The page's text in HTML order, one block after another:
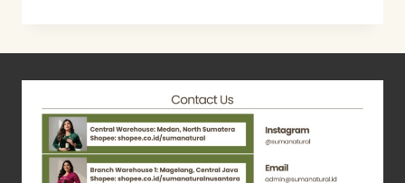
GIGI
REVIEW
NATURAL
REMINERALIZING
TOOTHPASTE